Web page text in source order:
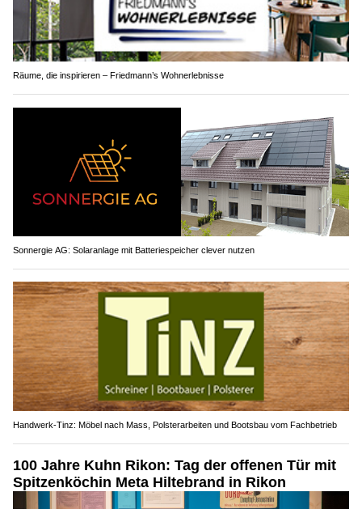
Räume, die inspirieren – Friedmann’s Wohnerlebnisse
Sonnergie AG: Solaranlage mit Batteriespeicher clever nutzen
Handwerk-Tinz: Möbel nach Mass, Polsterarbeiten und Bootsbau vom Fachbetrieb
100 Jahre Kuhn Rikon: Tag der offenen Tür mit
Spitzenköchin Meta Hiltebrand in Rikon